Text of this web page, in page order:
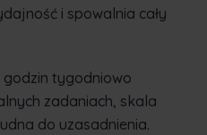
i spowalnia cały
godzin tygodniowo
zadaniach, skala
do uzasadnienia.